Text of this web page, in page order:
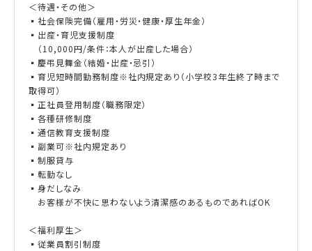
＜待遇・その他＞
▪社会保険完備（雇用・労災・健康・厚生年金）
▪出産・育児支援制度
（10,000円/条件：本人が出産した場合）
▪慶弔見舞金（結婚・出産・忌引）
▪育児短時間勤務制度※社内規定あり（小学校3年生終了時まで
取得可）
▪正社員登用制度（職務限定）
▪各種研修制度
▪通信教育支援制度
▪副業可※社内規定あり
▪制服貸与
▪転勤なし
▪身だしなみ
お客様が不快に思わないよう清潔感のあるものであればOK
＜福利厚生＞
▪従業員割引制度